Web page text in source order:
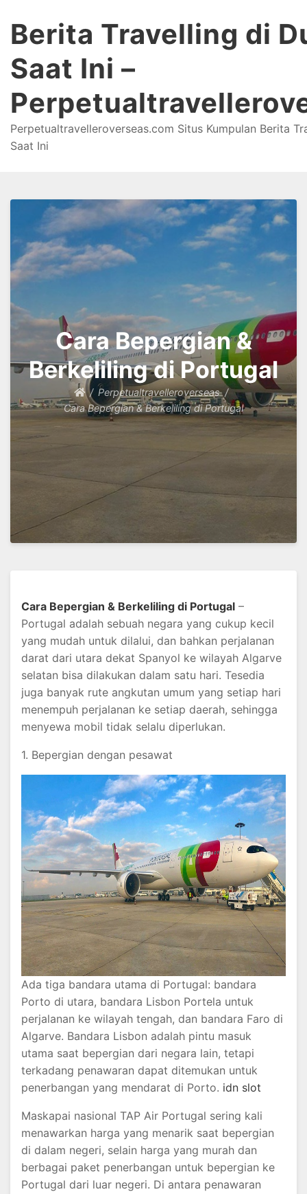
Berita Travelling di
Saat Ini –
Perpetualtravelleroverseas.com Situs Kumpulan Berita
Saat Ini
Cara Bepergian &
Berkeliling di Portugal
Perpetualtravelleroverseas
Cara Bepergian & Berkeliling di Portugal
Cara Bepergian & Berkeliling di Portugal –
Portugal adalah sebuah negara yang cukup kecil
yang mudah untuk dilalui, dan bahkan perjalanan
darat dari utara dekat Spanyol ke wilayah Algarve
selatan bisa dilakukan dalam satu hari. Tesedia
juga banyak rute angkutan umum yang setiap hari
menempuh perjalanan ke setiap daerah, sehingga
menyewa mobil tidak selalu diperlukan.
1. Bepergian dengan pesawat
Ada tiga bandara utama di Portugal: bandara
Porto di utara, bandara Lisbon Portela untuk
perjalanan ke wilayah tengah, dan bandara Faro di
Algarve. Bandara Lisbon adalah pintu masuk
utama saat bepergian dari negara lain, tetapi
terkadang penawaran dapat ditemukan untuk
penerbangan yang mendarat di Porto. idn slot
Maskapai nasional TAP Air Portugal sering kali
menawarkan harga yang menarik saat bepergian
di dalam negeri, selain harga yang murah dan
berbagai paket penerbangan untuk bepergian ke
Portugal dari luar negeri. Di antara penawaran